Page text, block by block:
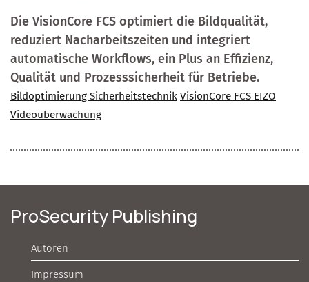
Die VisionCore FCS optimiert die Bildqualität,
reduziert Nacharbeitszeiten und integriert
automatische Workflows, ein Plus an Effizienz,
Qualität und Prozesssicherheit für Betriebe.
Bildoptimierung Sicherheitstechnik VisionCore FCS EIZO
Videoüberwachung
ProSecurity Publishing
Autoren
Impressum